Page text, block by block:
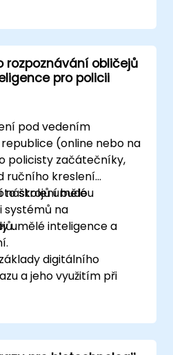
tak, aby byly
pro prezentaci.
a prezentovat
nástrojů.
rozpoznávání obličejů
pro policii
pod vedením
(online nebo na
policisty začátečníky,
ručního kreslení
nástrojů umělé
systémů na
školení budou
umělé inteligence a
digitálního
a jeho využitím při
potřebné k používání
umělé inteligence
pro rozpoznávání